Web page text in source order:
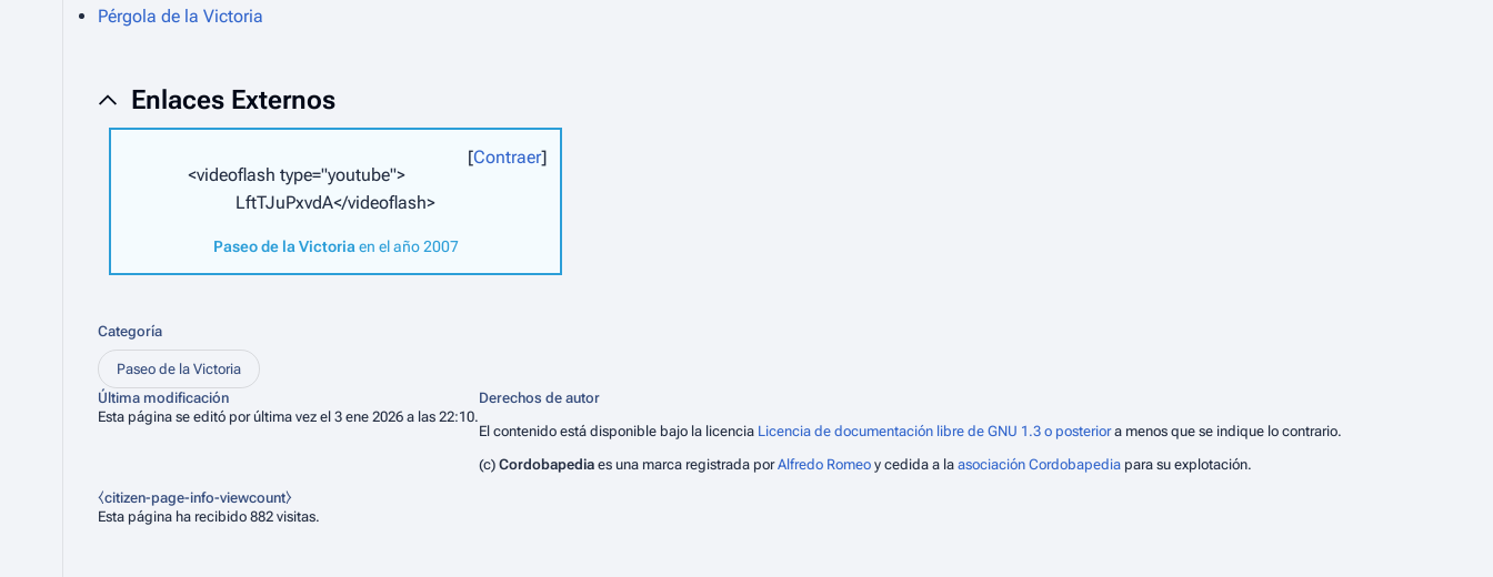
Pérgola de la Victoria
Enlaces Externos
Contraer
<videoflash type="youtube">
LftTJuPxvdA</videoflash>
Paseo de la Victoriaen el año 2007
Categoría
Paseo de la Victoria
Última modificación
Esta página se editó por última vez el 3 ene 2026 a las 22:10.
Derechos de autor
El contenido está disponible bajo la licencia Licencia de documentación libre de GNU 1.3 o posteriora menos que se indique lo contrario.
(c) Cordobapedia es una marca registrada porAlfredo Romeo y cedida a la asociación Cordobapedia para su explotación.
⧼citizen-page-info-viewcount⧽
Esta página ha recibido 882 visitas.